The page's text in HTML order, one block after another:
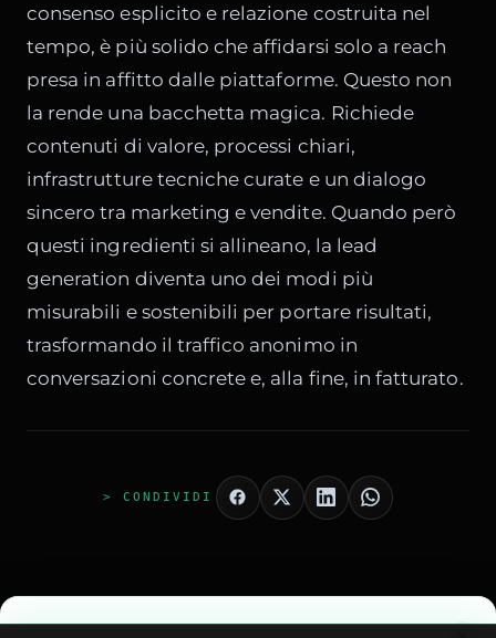
consenso esplicito e relazione costruita nel
tempo, è più solido che affidarsi solo a reach
presa in affitto dalle piattaforme. Questo non
la rende una bacchetta magica. Richiede
contenuti di valore, processi chiari,
infrastrutture tecniche curate e un dialogo
sincero tra marketing e vendite. Quando però
questi ingredienti si allineano, la lead
generation diventa uno dei modi più
misurabili e sostenibili per portare risultati,
trasformando il traffico anonimo in
conversazioni concrete e, alla fine, in fatturato.
> CONDIVIDI